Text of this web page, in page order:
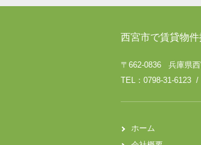
西宮市で賃貸物
〒662-0836 兵庫県西
TEL：0798-31-6123
ホーム